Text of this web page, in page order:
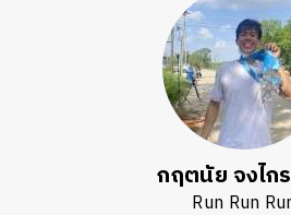
กฤตนัย จงไก
Run Run